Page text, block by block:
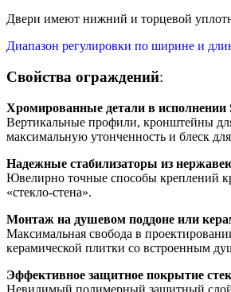
Двери имеют нижний и торцевой
Диапазон регулировки по ширине и
Свойства ограждений:
Хромированные детали в исполнении
Вертикальные профили, кронштейны
максимальную утонченность и блеск
Надежные стабилизаторы из
Ювелирно точные способы креплений
«стекло-стена».
Монтаж на душевом поддоне или
Максимальная свобода в
керамической плитки со встроенным
Эффективное защитное покрытие
Невидимый полимерный защитный слой